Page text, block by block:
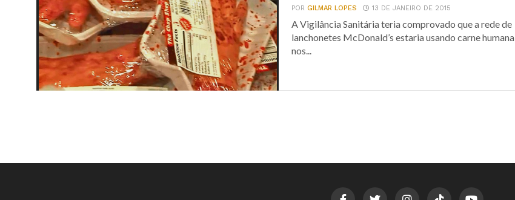
PORGILMAR LOPES 13 DE JANEIRO DE 2015
A Vigilância Sanitária teria comprovado que a rede de
lanchonetes McDonald’s estaria usando carne humana
nos...